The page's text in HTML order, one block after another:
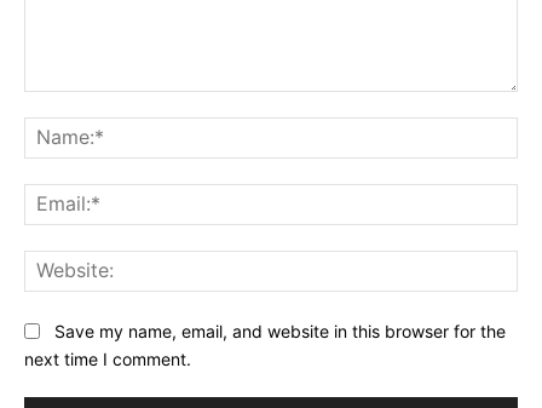
Save my name, email, and website in this browser for the
next time I comment.